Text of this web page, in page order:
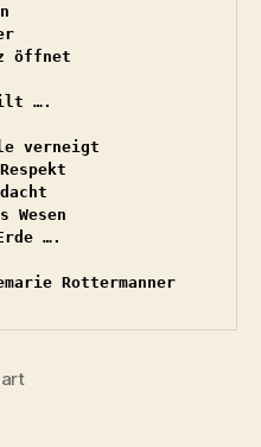
öffnet
….
verneigt
Wesen
….
Rottermanner